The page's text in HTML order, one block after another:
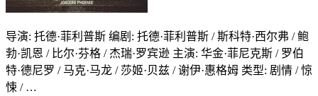
导演: 托德·菲利普斯 编剧: 托德·菲利普斯 / 斯科特·西尔弗 / 鲍
勃·凯恩 / 比尔·芬格 / 杰瑞·罗宾逊 主演: 华金·菲尼克斯 / 罗伯
特·德尼罗 / 马克·马龙 / 莎姬·贝兹 / 谢伊·惠格姆 类型: 剧情 / 惊
悚 / …